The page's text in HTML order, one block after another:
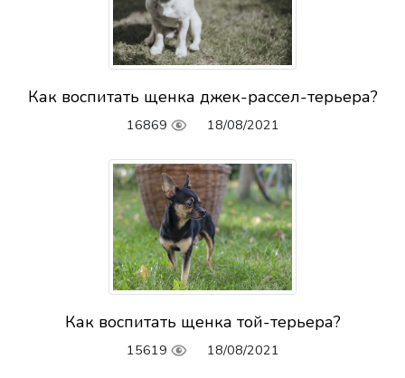
Как воспитать щенка джек-рассел-терьера?
16869 18/08/2021
Как воспитать щенка той-терьера?
15619 18/08/2021